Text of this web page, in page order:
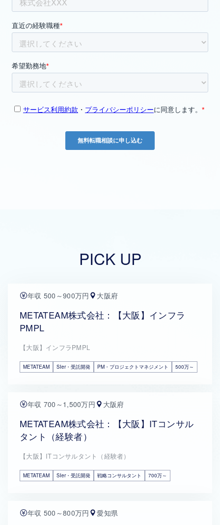
PICK UP
年収 500～900万円 大阪府
METATEAM株式会社：【大阪】インフラ
PMPL
【大阪】インフラPMPL
METATEAM SIer・受託開発 PM・プロジェクトマネジメント 500万～
年収 700～1,500万円 大阪府
METATEAM株式会社：【大阪】ITコンサル
タント（経験者）
【大阪】ITコンサルタント（経験者）
METATEAM SIer・受託開発 戦略コンサルタント 700万～
年収 500～800万円 愛知県